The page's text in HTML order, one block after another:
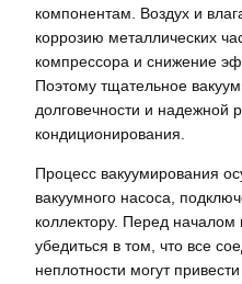
компонентам. Воздух и
коррозию металлических
компрессора и снижение
Поэтому тщательное
долговечности и надежной
кондиционирования.
Процесс вакуумирования
вакуумного насоса,
коллектору. Перед
убедиться в том, что все
неплотности могут